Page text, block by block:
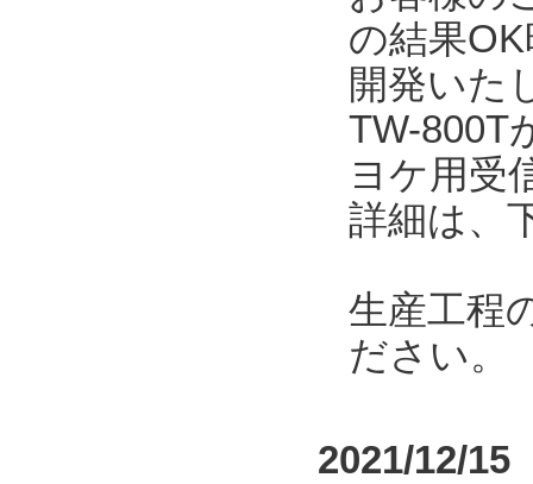
の結果
開発いた
TW-800T
ヨケ用受
詳細は、
生産工程
ださい。
2021/12/15